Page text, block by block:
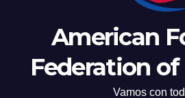
American
Federation
Vamos con